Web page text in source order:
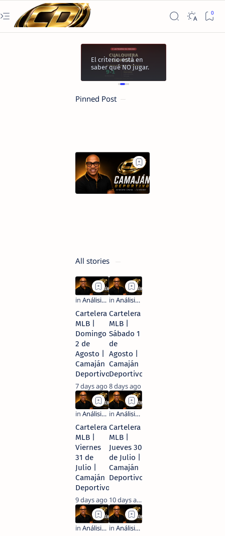
El criterio está en
saber qué NO jugar.
Pinned Post
All stories
Cartelera
MLB |
Domingo
2 de
Agosto |
Camaján
Deportivo
7 days ago
Cartelera
MLB |
Sábado 1
de
Agosto |
Camaján
Deportivo
8 days ago
Cartelera
MLB |
Viernes
31 de
Julio |
Camaján
Deportivo
9 days ago
Cartelera
MLB |
Jueves 30
de Julio |
Camaján
Deportivo
10 days ago